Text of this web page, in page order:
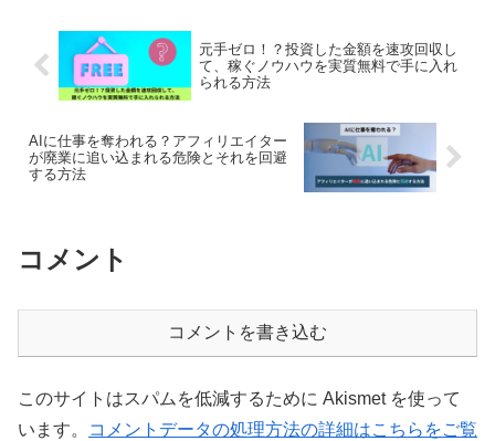
元手ゼロ！？投資した金額を速攻回収し
て、稼ぐノウハウを実質無料で手に入れ
られる方法
AIに仕事を奪われる？アフィリエイター
が廃業に追い込まれる危険とそれを回避
する方法
コメント
コメントを書き込む
このサイトはスパムを低減するために Akismet を使って
います。
コメントデータの処理方法の詳細はこちらをご覧